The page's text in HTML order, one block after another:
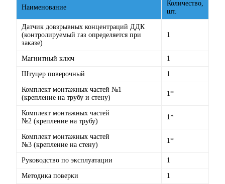
Наименование
Количество,
шт.
Датчик довзрывных концентраций ДДК
(контролируемый газ определяется при
заказе)
1
Магнитный ключ 1
Штуцер поверочный 1
Комплект монтажных частей №1
(крепление на трубу и стену)
1*
Комплект монтажных частей
№2 (крепление на трубу)
1*
Комплект монтажных частей
№3 (крепление на стену)
1*
Руководство по эксплуатации 1
Методика поверки 1